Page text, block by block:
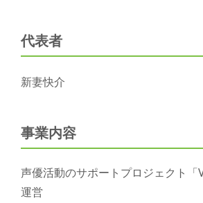
代表者
新妻快介
事業内容
声優活動のサポートプロジェクト
運営